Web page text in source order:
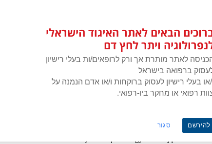
הישראלי לנפרולוגיה ויתר לחץ דם
ISNH – The Israeli Society of Nephrology and Hypertension
הבאים לאתר האיגוד הישראלי
ויתר לחץ דם
לאתר מותרת אך ורק לרופאים/ות בעלי רישיון
ברפואה בישראל
או בעלי רישיון לעסוק ברוקחות ו/או אדם הנמנה על
רפואי או מחקר ביו-רפואי.
להירשם סגור